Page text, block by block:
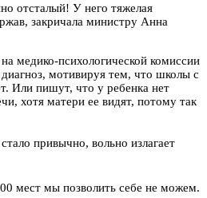
отсталый! У него тяжелая
закричала министру Анна
медико-психологической комиссии
мотивируя тем, что школы с
Или пишут, что у ребенка нет
хотя матери ее видят, потому так
привычно, вольно излагает
мест мы позволить себе не можем.